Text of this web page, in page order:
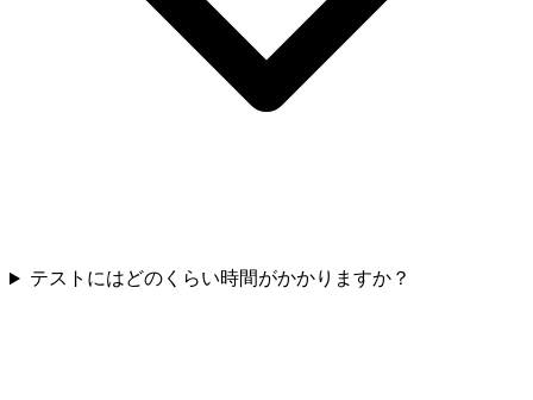
テストにはどのくらい時間がかかりますか？